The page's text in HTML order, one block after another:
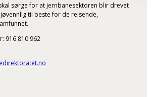
sørge for at jernbanesektoren blir drevet
til beste for de reisende,
916 810 962